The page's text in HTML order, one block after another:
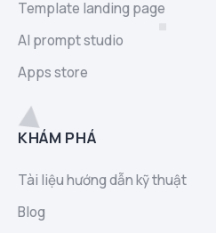
Template landing page
AI prompt studio
Apps store
KHÁM PHÁ
Tài liệu hướng dẫn kỹ thuật
Blog